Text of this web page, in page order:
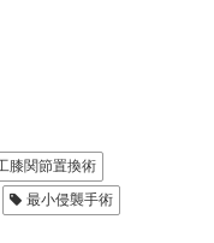
膝関節置換術
最小侵襲手術